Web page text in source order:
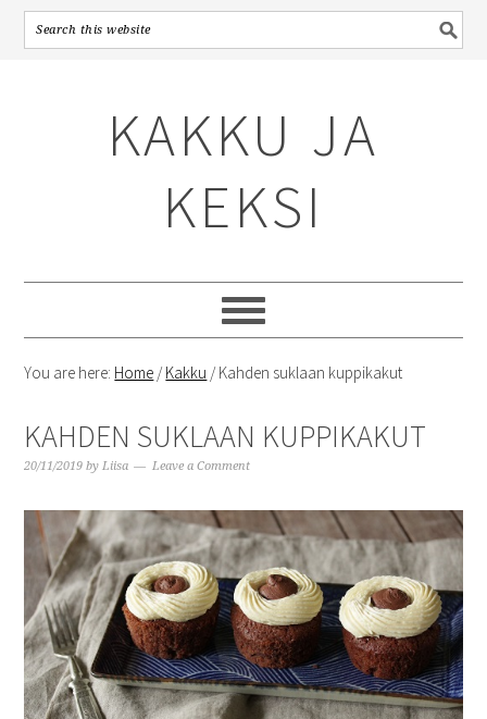
KAKKU JA
KEKSI
You are here: Home /Kakku /Kahden suklaan kuppikakut
KAHDEN SUKLAAN KUPPIKAKUT
20/11/2019 byLiisa Leave a Comment